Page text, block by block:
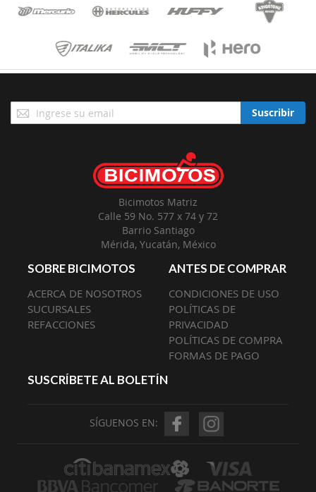
Suscríbase
a
Suscribir
Bicimotos Matriz
Calle 59 No. 577 x 74 y 72
Barrio Santiago
Mérida, Yucatán, México
SOBRE BICIMOTOS
ACERCA DE NOSOTROS
SUCURSALES
REFACCIONES
ANTES DE COMPRAR
CONDICIONES DE USO
POLÍTICAS DE
PRIVACIDAD
POLÍTICAS DE COMPRA
FORMAS DE PAGO
SUSCRÍBETE AL BOLETÍN
SÍGUENOS EN: